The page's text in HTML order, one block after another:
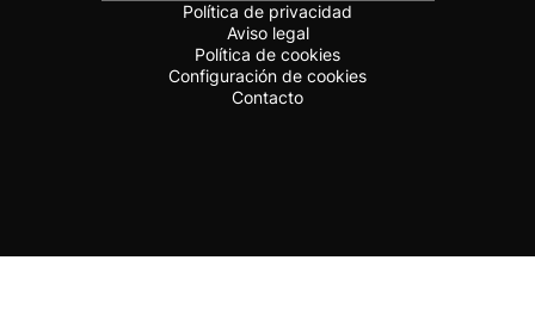
Política de privacidad
Aviso legal
Política de cookies
Configuración de cookies
Contacto